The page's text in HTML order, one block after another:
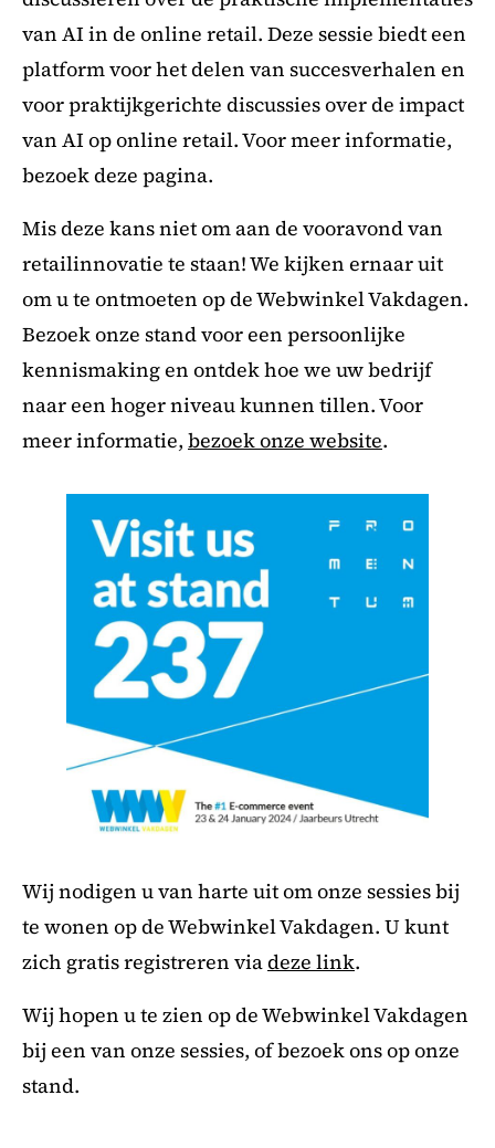
van AI in de online retail. Deze sessie biedt een
platform voor het delen van succesverhalen en
voor praktijkgerichte discussies over de impact
van AI op online retail. Voor meer informatie,
bezoek deze pagina.
Mis deze kans niet om aan de vooravond van
retailinnovatie te staan! We kijken ernaar uit
om u te ontmoeten op de Webwinkel Vakdagen.
Bezoek onze stand voor een persoonlijke
kennismaking en ontdek hoe we uw bedrijf
naar een hoger niveau kunnen tillen. Voor
meer informatie, bezoek onze website.
Wij nodigen u van harte uit om onze sessies bij
te wonen op de Webwinkel Vakdagen. U kunt
zich gratis registreren viadeze link.
Wij hopen u te zien op de Webwinkel Vakdagen
bij een van onze sessies, of bezoek ons op onze
stand.